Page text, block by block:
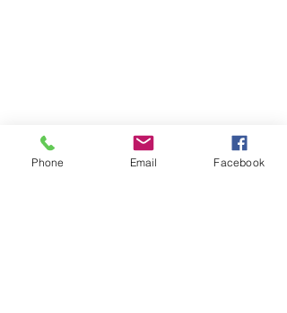
Phone Email Facebook